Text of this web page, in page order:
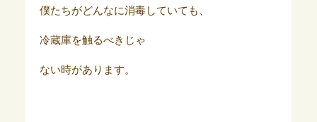
僕たちがどんなに消毒していても、
冷蔵庫を触るべきじゃ
ない時があります。